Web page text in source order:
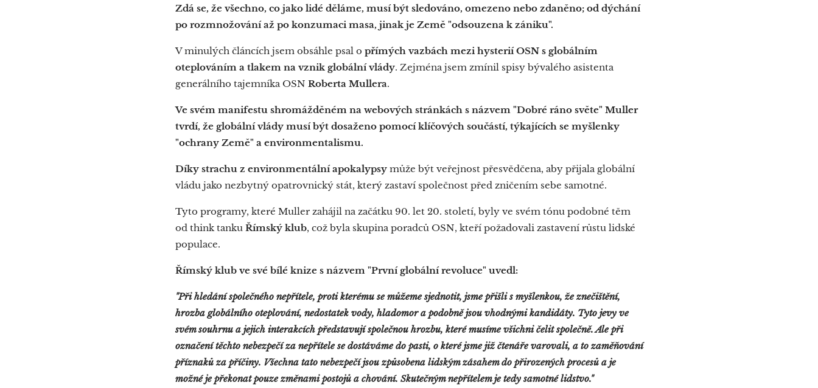
Zdá se, že všechno, co jako lidé děláme, musí být sledováno, omezeno nebo zdaněno; od dýchání
po rozmnožování až po konzumaci masa, jinak je Země "odsouzena k zániku".
V minulých článcích jsem obsáhle psal o přímých vazbách mezi hysterií OSN s globálním
oteplováním a tlakem na vznik globální vlády. Zejména jsem zmínil spisy bývalého asistenta
generálního tajemníka OSN Roberta Mullera.
Ve svém manifestu shromážděném na webových stránkách s názvem "Dobré ráno světe" Muller
tvrdí, že globální vlády musí být dosaženo pomocí klíčových součástí, týkajících se myšlenky
"ochrany Země" a environmentalismu.
Díky strachu z environmentální apokalypsymůže být veřejnost přesvědčena, aby přijala globální
vládu jako nezbytný opatrovnický stát, který zastaví společnost před zničením sebe samotné.
Tyto programy, které Muller zahájil na začátku 90. let 20. století, byly ve svém tónu podobné těm
od think tanku Římský klub, což byla skupina poradců OSN, kteří požadovali zastavení růstu lidské
populace.
Římský klub ve své bílé knize s názvem "První globální revoluce" uvedl:
"Při hledání společného nepřítele, proti kterému se můžeme sjednotit, jsme přišli s myšlenkou, že znečištění,
hrozba globálního oteplování, nedostatek vody, hladomor a podobně jsou vhodnými kandidáty. Tyto jevy ve
svém souhrnu a jejich interakcích představují společnou hrozbu, které musíme všichni čelit společně. Ale při
označení těchto nebezpečí za nepřítele se dostáváme do pasti, o které jsme již čtenáře varovali, a to zaměňování
příznaků za příčiny. Všechna tato nebezpečí jsou způsobena lidským zásahem do přirozených procesů a je
možné je překonat pouze změnami postojů a chování. Skutečným nepřítelem je tedy samotné lidstvo."